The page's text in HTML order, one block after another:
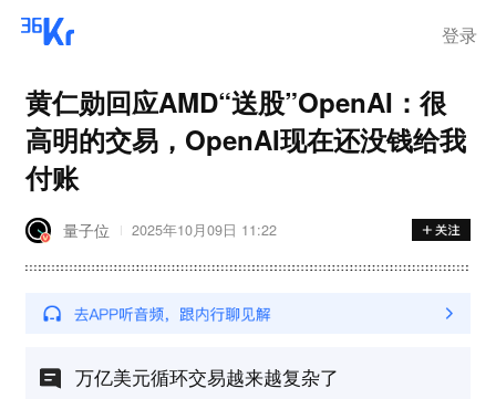
登录
黄仁勋回应AMD“送股”OpenAI：很
高明的交易，OpenAI现在还没钱给我
付账
量子位 2025年10月09日 11:22
万亿美元循环交易越来越复杂了